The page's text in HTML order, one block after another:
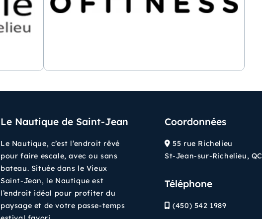
Le Nautique de Saint-Jean
Le Nautique, c’est l’endroit rêvé
pour faire escale, avec ou sans
bateau. Située dans le Vieux
Saint-Jean, le Nautique est
l’endroit idéal pour profiter du
paysage et de votre passe-temps
Coordonnées
55 rue Richelieu
St-Jean-sur-Richelieu, QC
Téléphone
(450) 542 1989